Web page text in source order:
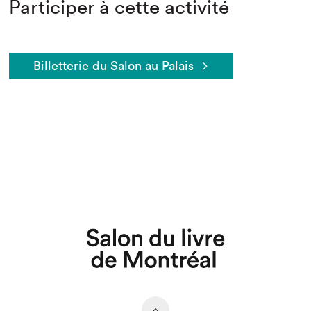
Participer à cette activité
Billetterie du Salon au Palais